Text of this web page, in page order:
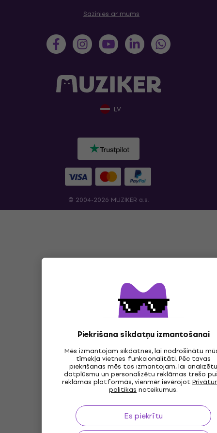
Piekrišana sīkdatņu izmantošanai
Mēs izmantojam sīkdatnes, lai nodrošinātu
tīmekļa vietnes funkcionalitāti. Pēc tavas
piekrišanas mēs tos izmantojam, lai analizētu
datplūsmu un personalizētu reklāmas trešo
reklāmas platformās, vienmēr ievērojot
politikas noteikumus.
Es piekrītu
Sazinies ar mums
LV
© 2004-2026 MUZIKER a.s.